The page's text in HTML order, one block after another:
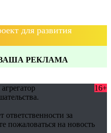
для развития
РЕКЛАМА
16+
ответственности за
пожаловаться на новость